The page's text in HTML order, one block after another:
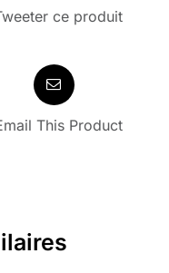
ce produit
This Product